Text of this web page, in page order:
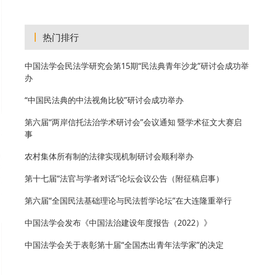
热门排行
中国法学会民法学研究会第15期“民法典青年沙龙”研讨会成功举
办
“中国民法典的中法视角比较”研讨会成功举办
第六届“两岸信托法治学术研讨会”会议通知 暨学术征文大赛启
事
农村集体所有制的法律实现机制研讨会顺利举办
第十七届“法官与学者对话”论坛会议公告（附征稿启事）
第六届“全国民法基础理论与民法哲学论坛”在大连隆重举行
中国法学会发布《中国法治建设年度报告（2022）》
中国法学会关于表彰第十届“全国杰出青年法学家”的决定